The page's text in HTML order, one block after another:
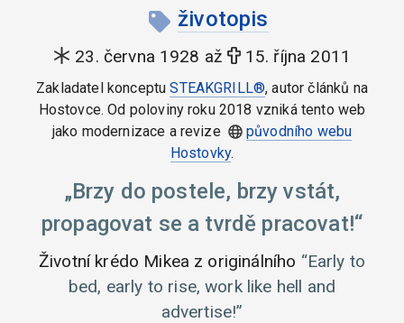
životopis
23. června 1928 až 15. října 2011
Zakladatel konceptuSTEAKGRILL®, autor článků na
Hostovce. Od poloviny roku 2018 vzniká tento web
jako modernizace a revize
původního webu
Hostovky.
Brzy do postele, brzy vstát,
propagovat se a tvrdě pracovat!
Životní krédo Mikea z originálního Early to
bed, early to rise, work like hell and
advertise!